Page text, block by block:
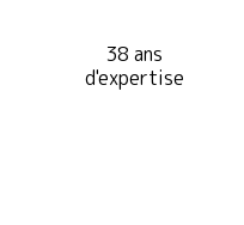
38 ans
d'expertise